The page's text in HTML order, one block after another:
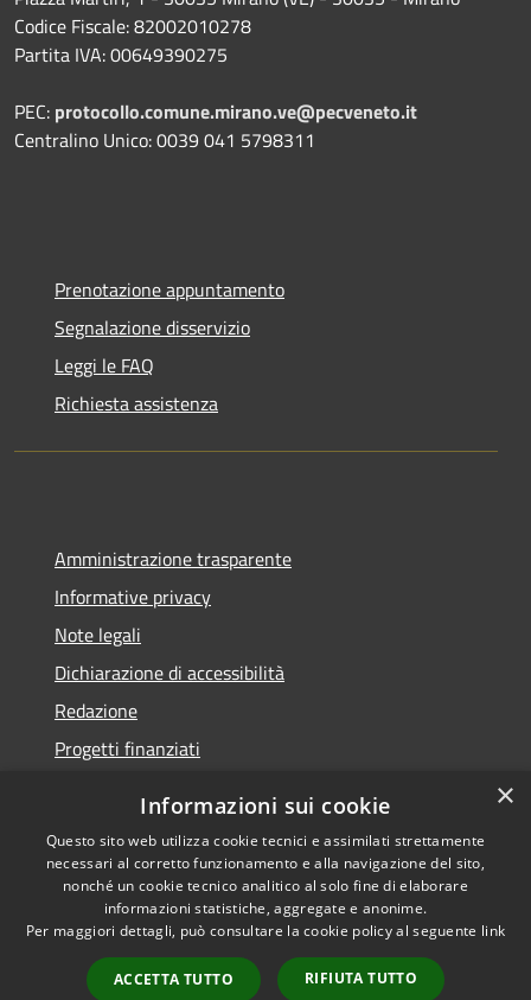
Codice Fiscale: 82002010278
Partita IVA: 00649390275
PEC: protocollo.comune.mirano.ve@pecveneto.it
Centralino Unico: 0039 041 5798311
Prenotazione appuntamento
Segnalazione disservizio
Leggi le FAQ
Richiesta assistenza
Amministrazione trasparente
Informative privacy
Note legali
Dichiarazione di accessibilità
Redazione
Progetti finanziati
RSS
Accessibilità
Privacy
Mappa del sito
Dichiarazione di
accessibilità• Copyright ©
2021 • Comune di Mirano
• Powered by
Municipium•
Accesso
×
Informazioni sui cookie
Questo sito web utilizza cookie tecnici e assimilati strettamente
necessari al corretto funzionamento e alla navigazione del sito,
nonché un cookie tecnico analitico al solo fine di elaborare
informazioni statistiche, aggregate e anonime.
Per maggiori dettagli, può consultare la cookie policy al seguente link
ACCETTA TUTTO RIFIUTA TUTTO